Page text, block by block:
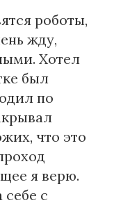
роботы,
жду,
Хотел
был
по
что это
я верю.
с